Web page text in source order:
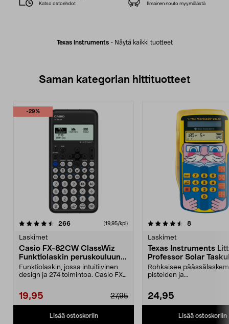
Texas Instruments- Näytä kaikki tuotteet
Katso ostoehdot Ilmainen nouto myymälästä
Saman kategorian hittituotteet
-29%
266arvostelut (19,95/kpl)
Laskimet
Casio FX-82CW ClassWiz
Funktiolaskin peruskouluun /
lukioon
Funktiolaskin, jossa intuitiivinen
design ja 274 toimintoa. Casio FX-
19,95 27,95
Lisää ostoskoriin
4.5 viidestä
8arvostelut
Laskimet
Texas Instruments
Professor Solar
Rohkaisee
pisteiden ja
24,95
Lisää ostoskoriin
4.5 viidestä